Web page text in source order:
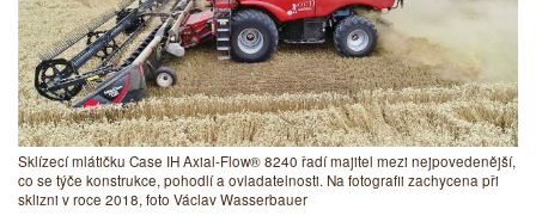
Sklízecí mlátičku Case IH Axial-Flow® 8240 řadí majitel mezi nejpovedenější,
co se týče konstrukce, pohodlí a ovladatelnosti. Na fotografii zachycena při
sklizni v roce 2018, foto Václav Wasserbauer